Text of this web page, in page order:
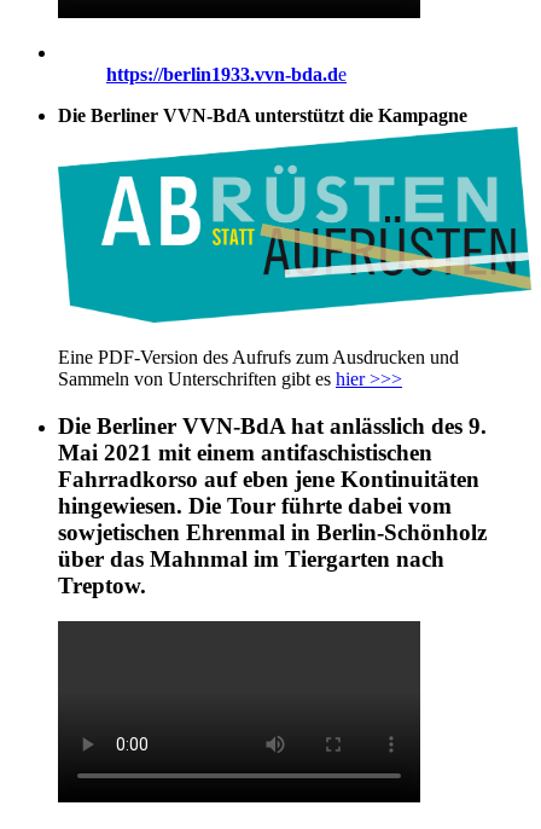
https://berlin1933.vvn-bda.de
Die Berliner VVN-BdA unterstützt die Kampagne
Eine PDF-Version des Aufrufs zum Ausdrucken und
Sammeln von Unterschriften gibt es hier >>>
Die Berliner VVN-BdA hat anlässlich des 9.
Mai 2021 mit einem antifaschistischen
Fahrradkorso auf eben jene Kontinuitäten
hingewiesen. Die Tour führte dabei vom
sowjetischen Ehrenmal in Berlin-Schönholz
über das Mahnmal im Tiergarten nach
Treptow.